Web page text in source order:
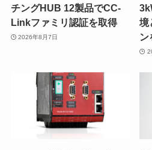
チングHUB 12製品でCC-
Linkファミリ認証を取得
2026年8月7日
境
ン